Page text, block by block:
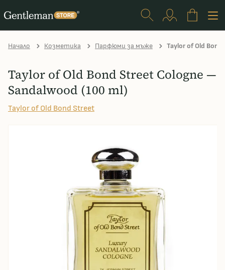
Начало Козметика Парфюми за мъже Taylor of Old
Taylor of Old Bond Street Cologne —
Sandalwood (100 ml)
Taylor of Old Bond Street